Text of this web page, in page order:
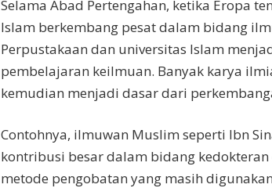
Selama Abad Pertengahan, ketika Eropa
Islam berkembang pesat dalam bidang
Perpustakaan dan universitas Islam
pembelajaran keilmuan. Banyak karya
kemudian menjadi dasar dari
Contohnya, ilmuwan Muslim seperti Ibn
kontribusi besar dalam bidang
metode pengobatan yang masih